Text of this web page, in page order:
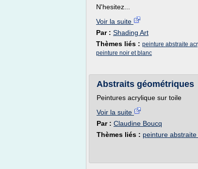
N'hesitez...
Voir la suite
Par : Shading Art
Thèmes liés : peinture abstraite
peinture noir et blanc
Abstraits géométriques
Peintures acrylique sur toile
Voir la suite
Par : Claudine Boucq
Thèmes liés : peinture